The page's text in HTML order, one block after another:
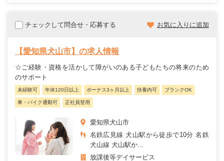
チェックして問合せ・応募する お気に入りに追加
【愛知県犬山市】の求人情報
☆ご経験・資格を活かして障がいのある子どもたちの将来のため
のサポート
未経験可 年休120日以上 ボーナス3ヶ月以上 扶養内可 ブランクOK
車・バイク通勤可 正社員登用
愛知県犬山市
名鉄広見線 犬山駅から徒歩で10分 名鉄
犬山線 犬山駅か...
放課後等デイサービス